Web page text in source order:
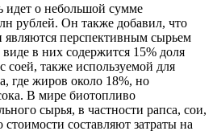
идет о небольшой сумме
рублей. Он также добавил, что
являются перспективным сырьем
в них содержится 15% доля
соей, также используемой для
где жиров около 18%, но
В мире биотопливо
сырья, в частности рапса, сои,
составляют затраты на